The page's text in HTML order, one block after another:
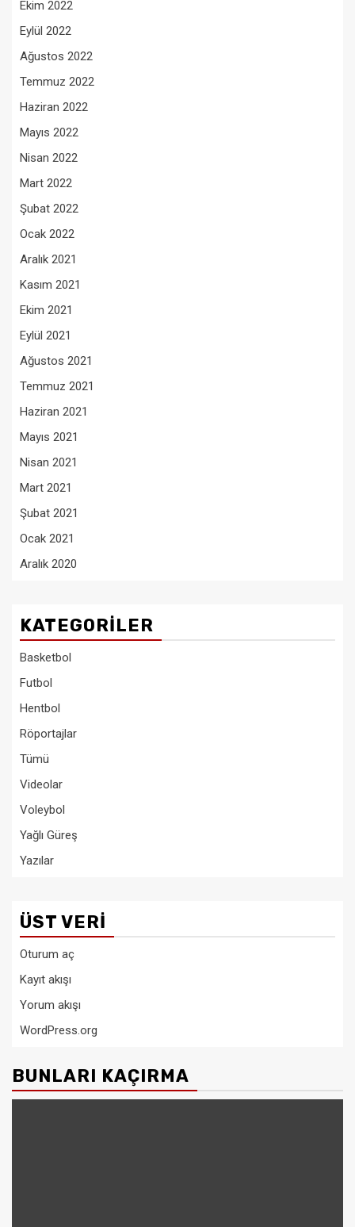
Ekim 2022
Eylül 2022
Ağustos 2022
Temmuz 2022
Haziran 2022
Mayıs 2022
Nisan 2022
Mart 2022
Şubat 2022
Ocak 2022
Aralık 2021
Kasım 2021
Ekim 2021
Eylül 2021
Ağustos 2021
Temmuz 2021
Haziran 2021
Mayıs 2021
Nisan 2021
Mart 2021
Şubat 2021
Ocak 2021
Aralık 2020
KATEGORILER
Basketbol
Futbol
Hentbol
Röportajlar
Tümü
Videolar
Voleybol
Yağlı Güreş
Yazılar
ÜST VERI
Oturum aç
Kayıt akışı
Yorum akışı
WordPress.org
BUNLARI KAÇIRMA